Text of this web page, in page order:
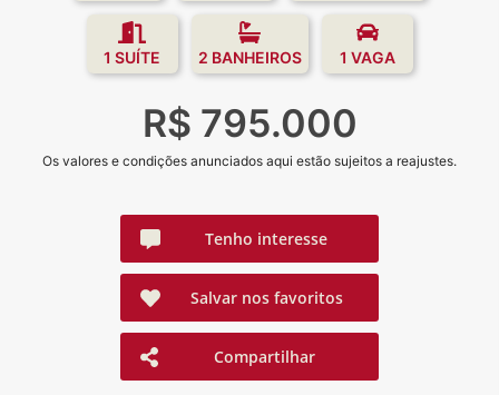
1 SUÍTE 2 BANHEIROS 1 VAGA
R$ 795.000
Os valores e condições anunciados aqui estão sujeitos a reajustes.
Tenho interesse
Salvar nos favoritos
Compartilhar